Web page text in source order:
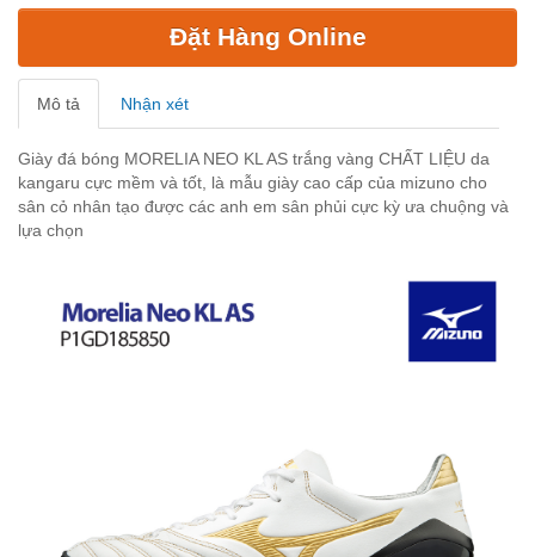
Đặt Hàng Online
Mô tả Nhận xét
Giày đá bóng MORELIA NEO KL AS trắng vàng CHẤT LIỆU da
kangaru cực mềm và tốt, là mẫu giày cao cấp của mizuno cho
sân cỏ nhân tạo được các anh em sân phủi cực kỳ ưa chuộng và
lựa chọn